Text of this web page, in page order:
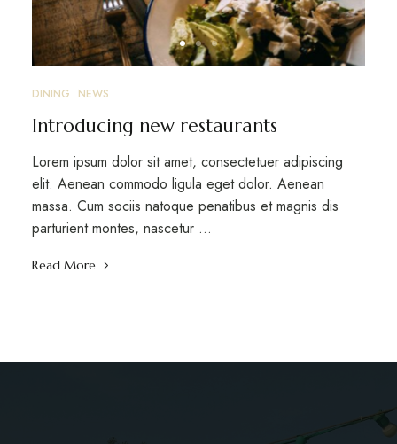
DINING NEWS
Introducing new restaurants
Lorem ipsum dolor sit amet, consectetuer adipiscing
elit. Aenean commodo ligula eget dolor. Aenean
massa. Cum sociis natoque penatibus et magnis dis
parturient montes, nascetur …
Read More